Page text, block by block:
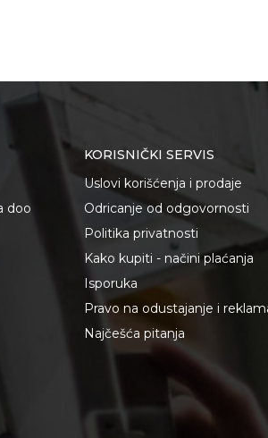
doo
KORISNIČKI SERVIS
Uslovi korišćenja i prodaje
Odricanje od odgovornosti
Politika privatnosti
Kako kupiti - načini plaćanja
Isporuka
Pravo na odustajanje i
Najčešća pitanja